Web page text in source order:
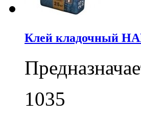
Клей кладочный
1035